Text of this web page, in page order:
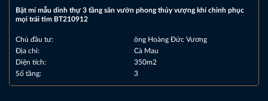
Bật mí mẫu dinh thự 3 tầng sân vườn phong thủy vượng khí chinh phục
mọi trái tim BT210912
Chủ đầu tư:
ông Hoàng Đức Vương
Địa chỉ:
Cà Mau
Diện tích:
350m2
Số tầng:
3